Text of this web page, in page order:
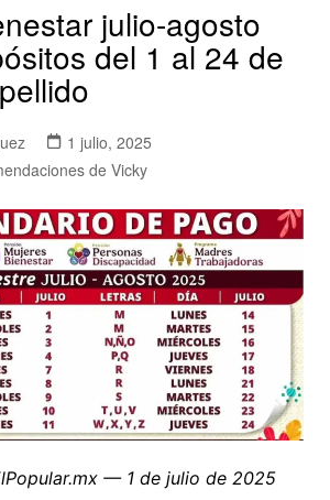
julio-agosto
del 1 al 24 de
1 julio, 2025
de Vicky
— 1 de julio de 2025